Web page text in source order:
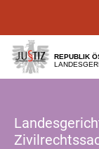
[1]
[2]
[3]
REPUBLIK